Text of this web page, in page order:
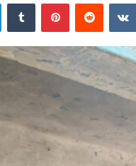
LinkedInTumblr PinterestReddit